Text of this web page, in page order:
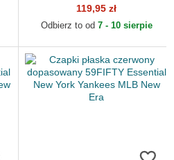
League Essential New York
Yankees MLB New Era
119,95 zł
Odbierz to od 7 - 10 sierpie